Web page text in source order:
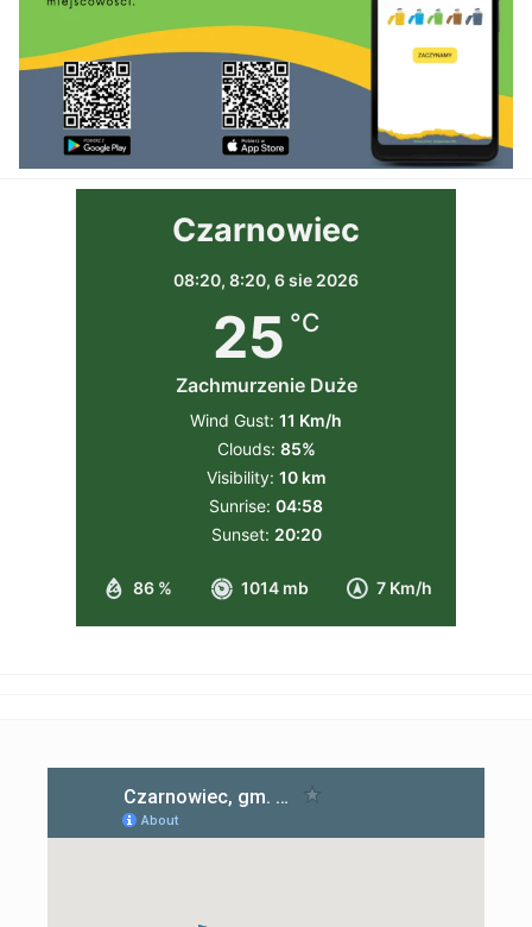
Czarnowiec
08:20, 8:20, 6 sie 2026
25 °C
Zachmurzenie Duże
86 % 1014 mb 7 Km/h
Wind Gust: 11 Km/h
Clouds: 85%
Visibility: 10 km
Sunrise: 04:58
Sunset: 20:20